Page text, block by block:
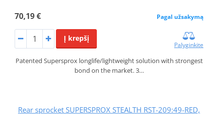
70,19 € Pagal užsakymą
Į krepšį
Palyginkite
Patented Supersprox longlife/lightweight solution with strongest
bond on the market. 3…
Rear sprocket SUPERSPROX STEALTH RST-209:49-RED,